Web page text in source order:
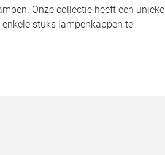
Onze collectie heeft een unieke
stuks lampenkappen te